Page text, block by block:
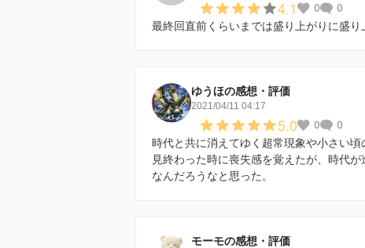
4.1 0
0
最終回直前くらいまでは盛り上がりに盛
ゆうほの感想・評価
2021/04/11 04:17
5.0 0
0
時代と共に消えてゆく超常現象や小さい頃
見終わった時に喪失感を覚えたが、時代
なんだろうなと思った。
モーモの感想・評価